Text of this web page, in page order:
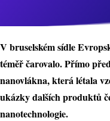
V bruselském sídle
téměř čarovalo. Přímo
nanovlákna, která létala
ukázky dalších produktů
nanotechnologie.